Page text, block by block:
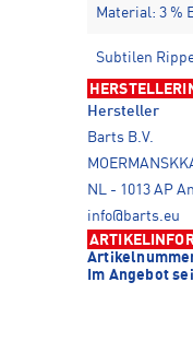
Material: 3 %
Subtilen
Hersteller
Barts B.V.
NL - 1013 AP
info@barts.eu
Im Angebot